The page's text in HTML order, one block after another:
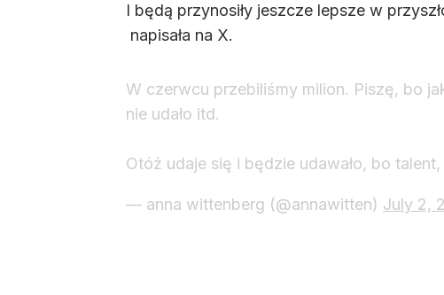
I będą przynosiły jeszcze lepsze w
napisała na X.
W czerwcu przebiliśmy milion. Piszę, bo
nie udało itd.
Otóż udaje się i będzie udawało, bo
— anna wittenberg (@annawitten) July 2,